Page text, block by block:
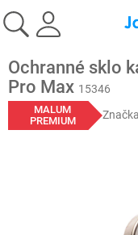
na
obsah
Ochranné sklo
Pro Max 15346
MALUM
PREMIUM